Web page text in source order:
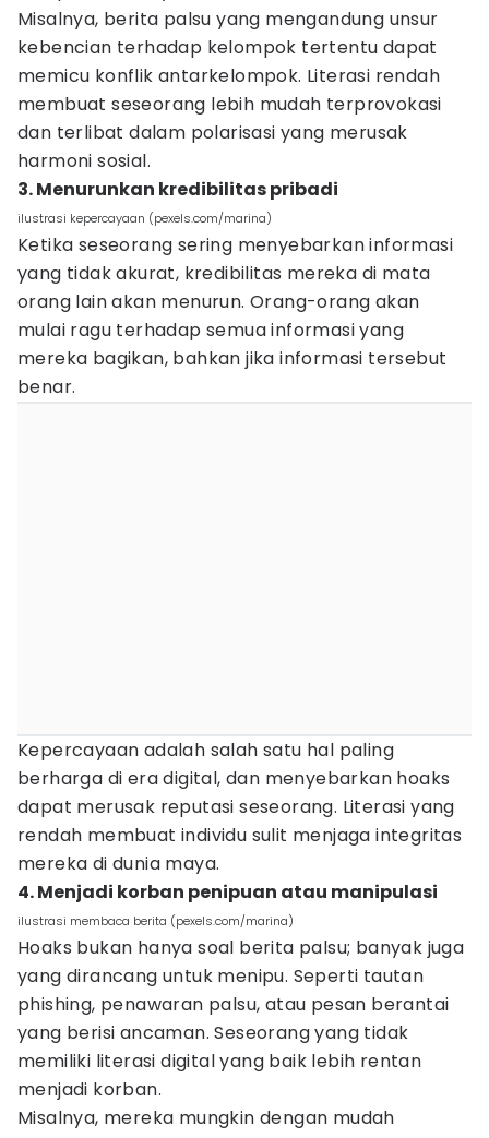
Misalnya, berita palsu yang mengandung unsur
kebencian terhadap kelompok tertentu dapat
memicu konflik antarkelompok. Literasi rendah
membuat seseorang lebih mudah terprovokasi
dan terlibat dalam polarisasi yang merusak
harmoni sosial.
3. Menurunkan kredibilitas pribadi
ilustrasi kepercayaan (pexels.com/marina)
Ketika seseorang sering menyebarkan informasi
yang tidak akurat, kredibilitas mereka di mata
orang lain akan menurun. Orang-orang akan
mulai ragu terhadap semua informasi yang
mereka bagikan, bahkan jika informasi tersebut
benar.
Kepercayaan adalah salah satu hal paling
berharga di era digital, dan menyebarkan hoaks
dapat merusak reputasi seseorang. Literasi yang
rendah membuat individu sulit menjaga integritas
mereka di dunia maya.
4. Menjadi korban penipuan atau manipulasi
ilustrasi membaca berita (pexels.com/marina)
Hoaks bukan hanya soal berita palsu; banyak juga
yang dirancang untuk menipu. Seperti tautan
phishing, penawaran palsu, atau pesan berantai
yang berisi ancaman. Seseorang yang tidak
memiliki literasi digital yang baik lebih rentan
menjadi korban.
Misalnya, mereka mungkin dengan mudah